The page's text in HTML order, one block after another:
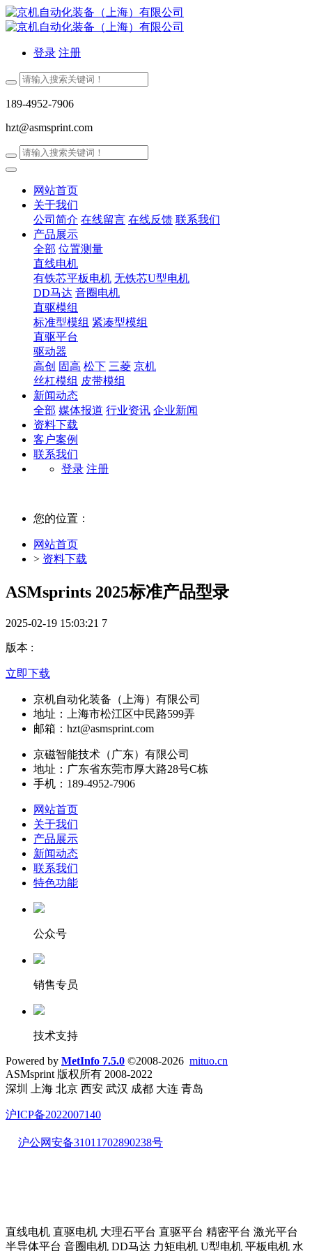
登录 注册
189-4952-7906
hzt@asmsprint.com
网站首页
关于我们
公司简介 在线留言 在线反馈 联系我们
产品展示
全部 位置测量
直线电机
有铁芯平板电机 无铁芯U型电机
DD马达 音圈电机
直驱模组
标准型模组 紧凑型模组
直驱平台
驱动器
高创 固高 松下 三菱 京机
丝杠模组 皮带模组
新闻动态
全部 媒体报道 行业资讯 企业新闻
资料下载
客户案例
联系我们
登录 注册
您的位置：
网站首页
> 资料下载
ASMsprints 2025标准产品型录
2025-02-19 15:03:21 7
版本 :
立即下载
京机自动化装备（上海）有限公司
地址：上海市松江区中民路599弄
邮箱：hzt@asmsprint.com
京磁智能技术（广东）有限公司
地址：广东省东莞市厚大路28号C栋
手机：189-4952-7906
网站首页
关于我们
产品展示
新闻动态
联系我们
特色功能
公众号
销售专员
技术支持
Powered by MetInfo 7.5.0 ©2008-2026 mituo.cn
ASMsprint 版权所有 2008-2022
深圳 上海 北京 西安 武汉 成都 大连 青岛
沪ICP备2022007140
沪公网安备31011702890238号
直线电机 直驱电机 大理石平台 直驱平台 精密平台 激光平台
半导体平台 音圈电机 DD马达 力矩电机 U型电机 平板电机 水